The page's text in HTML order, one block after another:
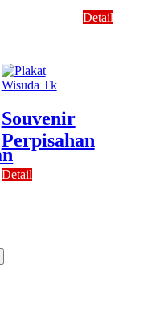
Detail
Souvenir
Perpisahan
Detail